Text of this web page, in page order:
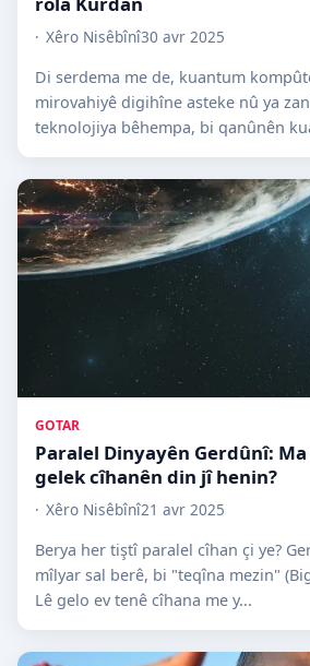
Xêro Nisêbînî30 avr 2025
Di serdema me de, kuantum
mirovahiyê digihîne asteke nû ya
teknolojiya bêhempa, bi qanûnên
GOTAR
Paralel Dinyayên Gerdûnî:
gelek cîhanên din jî henin?
Xêro Nisêbînî21 avr 2025
Berya her tiştî paralel cîhan çi ye?
mîlyar sal berê, bi "teqîna mezin"
Lê gelo ev tenê cîhana me y...